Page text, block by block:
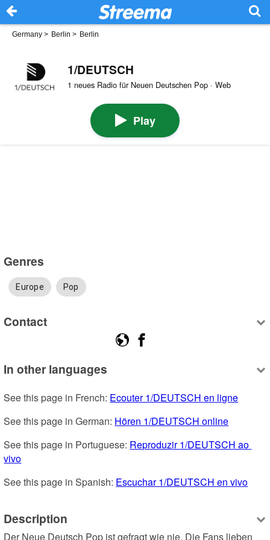
Germany > Berlin > Berlin
1/DEUTSCH
1 neues Radio für Neuen Deutschen Pop · Web
Play
Genres
Europe Pop
Contact
In other languages
See this page in French: Ecouter 1/DEUTSCH en ligne
See this page in German: Hören 1/DEUTSCH online
See this page in Portuguese: Reproduzir 1/DEUTSCH ao
vivo
See this page in Spanish: Escuchar 1/DEUTSCH en vivo
Description
Der Neue Deutsch Pop ist gefragt wie nie. Die Fans lieben